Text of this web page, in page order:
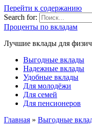
Перейти к содержанию
Search for:
Проценты по вкладам
Лучшие вклады для
Выгодные вклады
Надежные вклады
Удобные вклады
Для молодёжи
Для семей
Для пенсионеров
Главная » Выгодные